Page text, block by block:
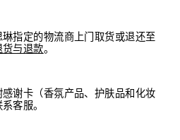
指定的物流商上门取货或退还至
货与退款。
谢卡（香氛产品、护肤品和化妆
客服。